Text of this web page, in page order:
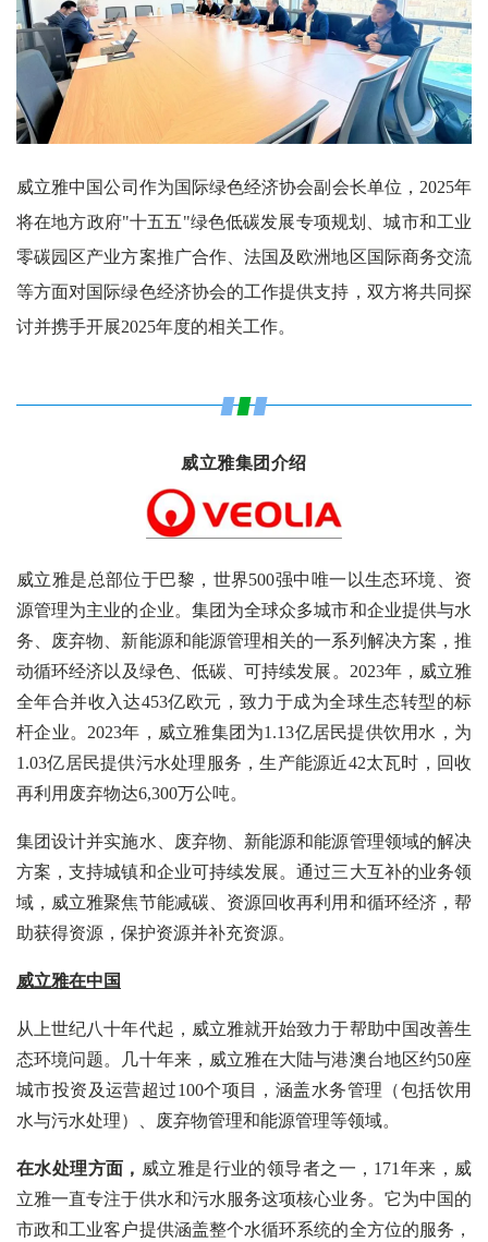
威立雅中国公司作为国际绿色经济协会副会长单位，2025年
将在地方政府"十五五"绿色低碳发展专项规划、城市和工业
零碳园区产业方案推广合作、法国及欧洲地区国际商务交流
等方面对国际绿色经济协会的工作提供支持，双方将共同探
讨并携手开展2025年度的相关工作。
威立雅集团介绍
威立雅是总部位于巴黎，世界500强中唯一以生态环境、资
源管理为主业的企业。集团为全球众多城市和企业提供与水
务、废弃物、新能源和能源管理相关的一系列解决方案，推
动循环经济以及绿色、低碳、可持续发展。2023年，威立雅
全年合并收入达453亿欧元，致力于成为全球生态转型的标
杆企业。2023年，威立雅集团为1.13亿居民提供饮用水，为
1.03亿居民提供污水处理服务，生产能源近42太瓦时，回收
再利用废弃物达6,300万公吨。
集团设计并实施水、废弃物、新能源和能源管理领域的解决
方案，支持城镇和企业可持续发展。通过三大互补的业务领
域，威立雅聚焦节能减碳、资源回收再利用和循环经济，帮
助获得资源，保护资源并补充资源。
威立雅在中国
从上世纪八十年代起，威立雅就开始致力于帮助中国改善生
态环境问题。几十年来，威立雅在大陆与港澳台地区约50座
城市投资及运营超过100个项目，涵盖水务管理（包括饮用
水与污水处理）、废弃物管理和能源管理等领域。
在水处理方面， 威立雅是行业的领导者之一，171年来，威
立雅一直专注于供水和污水服务这项核心业务。它为中国的
市政和工业客户提供涵盖整个水循环系统的全方位的服务，